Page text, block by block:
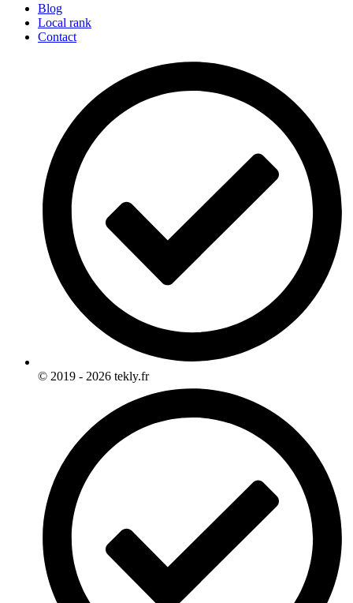
Blog
Local rank
Contact
© 2019 - 2026 tekly.fr